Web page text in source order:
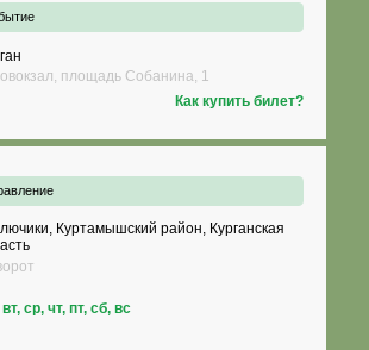
площадь Собанина, 1
Как купить билет?
Куртамышский район, Курганская
вт, ср, чт, пт, сб, вс